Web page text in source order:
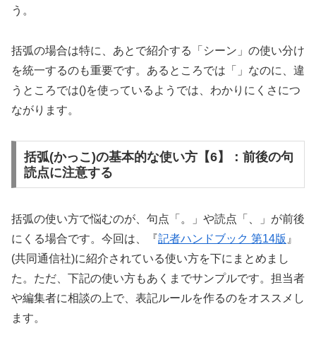
う。
括弧の場合は特に、あとで紹介する「シーン」の使い分け
を統一するのも重要です。あるところでは「」なのに、違
うところでは()を使っているようでは、わかりにくさにつ
ながります。
括弧(かっこ)の基本的な使い方【6】：前後の句
読点に注意する
括弧の使い方で悩むのが、句点「。」や読点「、」が前後
にくる場合です。今回は、『記者ハンドブック 第14版 』
(共同通信社)に紹介されている使い方を下にまとめまし
た。ただ、下記の使い方もあくまでサンプルです。担当者
や編集者に相談の上で、表記ルールを作るのをオススメし
ます。